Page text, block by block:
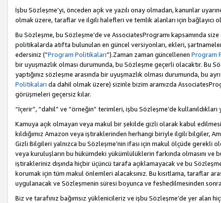
İşbu Sözleşme’yi, önceden açık ve yazılı onay olmadan, kanunlar
olmak üzere, taraflar ve ilgili halefleri ve temlik alanları için bağlayıcı
Bu Sözleşme, bu Sözleşme’de ve AssociatesProgramı kapsamında
politikalarda atıfta bulunulan en güncel versiyonları, ekleri,
edersiniz (“Program Politikaları”).Zaman zaman güncellenen Program
bir uyuşmazlık olması durumunda, bu Sözleşme geçerli olacaktır. Bu
yaptığınız sözleşme arasında bir uyuşmazlık olması durumunda, bu
Politikaları da dahil olmak üzere) sizinle bizim aramızda
görüşmeleri geçersiz kılar.
“İçerir”, “dahil” ve “örneğin” terimleri, işbu Sözleşme’de
Kamuya açık olmayan veya makul bir şekilde gizli olarak kabul
kıldığımız Amazon veya iştiraklerinden herhangi biriyle ilgili bilgiler,
Gizli Bilgileri yalnızca bu Sözleşme’nin ifası için makul ölçüde gerekli
veya kuruluşların bu hükümdeki yükümlülüklerin farkında olmasını ve
iştirakleriniz dışında hiçbir üçüncü tarafa açıklamayacak ve bu
korumak için tüm makul önlemleri alacaksınız. Bu kısıtlama, taraflar
uygulanacak ve Sözleşmenin süresi boyunca ve feshedilmesinden
Biz ve tarafınız bağımsız yüklenicileriz ve işbu Sözleşme’de yer alan